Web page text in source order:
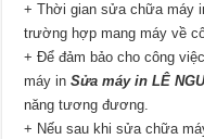
+ Thời gian sửa chữa máy
trường hợp mang máy về
+ Để đảm bảo cho công
máy inSửa máy in LÊ
năng tương đương.
+ Nếu sau khi sửa chữa